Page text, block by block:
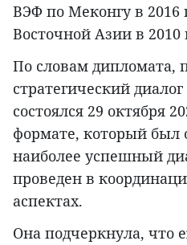
ВЭФ по Меконгу в 2016
Восточной Азии в 2010
По словам дипломата,
стратегический
состоялся 29 октября
формате, который был
наиболее успешный
проведен в
аспектах.
Она подчеркнула, что